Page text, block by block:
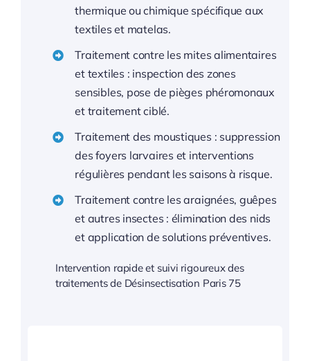
thermique ou chimique spécifique aux
textiles et matelas.
Traitement contre les mites alimentaires
et textiles : inspection des zones
sensibles, pose de pièges phéromonaux
et traitement ciblé.
Traitement des moustiques : suppression
des foyers larvaires et interventions
régulières pendant les saisons à risque.
Traitement contre les araignées, guêpes
et autres insectes : élimination des nids
et application de solutions préventives.
Intervention rapide et suivi rigoureux des
traitements de Désinsectisation Paris 75